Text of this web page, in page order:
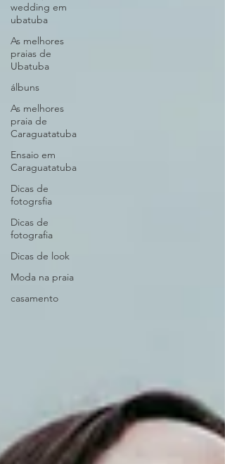
wedding em
ubatuba
As melhores
praias de
Ubatuba
álbuns
As melhores
praia de
Caraguatatuba
Ensaio em
Caraguatatuba
Dicas de
fotogrsfia
Dicas de
fotografia
Dicas de look
Moda na praia
casamento